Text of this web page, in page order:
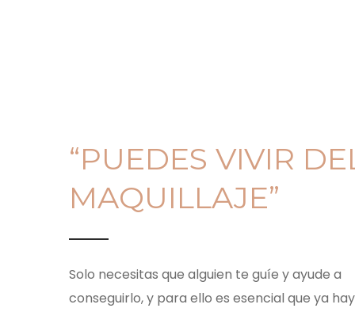
“PUEDES VIVIR
MAQUILLAJE”
Solo necesitas que alguien te guíe y ayude a
conseguirlo, y para ello es esencial que ya